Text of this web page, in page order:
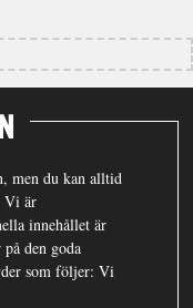
men du kan alltid
Vi är
innehållet är
den goda
som följer: Vi